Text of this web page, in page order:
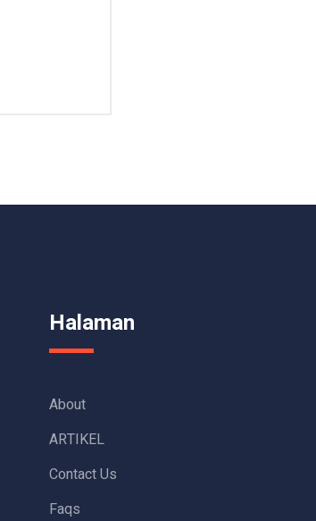
Halaman
About
ARTIKEL
Contact Us
Faqs